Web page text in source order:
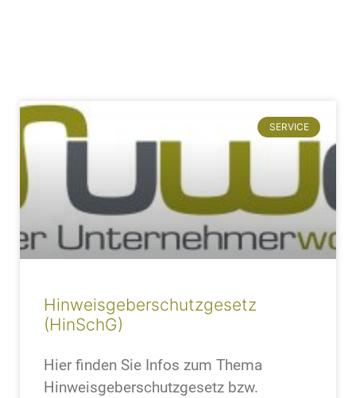
SERVICE
Hinweisgeberschutzgesetz
(HinSchG)
Hier finden Sie Infos zum Thema
Hinweisgeberschutzgesetz bzw.